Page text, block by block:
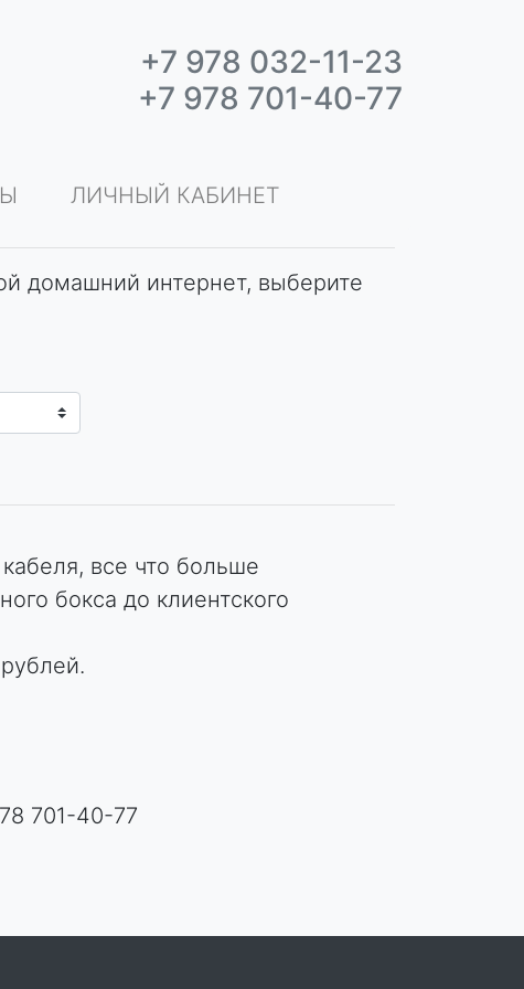
+7 978 032-11-23
+7 978 701-40-77
ЛИЧНЫЙ КАБИНЕТ
домашний интернет, выберите
все что больше
бокса до клиентского
701-40-77